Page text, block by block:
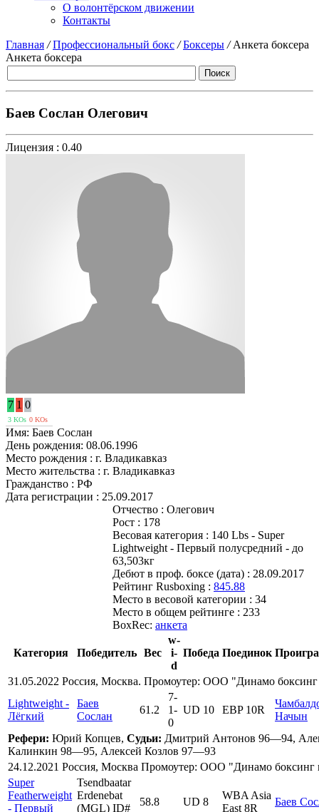
О волонтёрском движении
Контакты
Главная / Профессиональный бокс / Боксеры /Анкета боксера
Анкета боксера
Баев Сослан Олегович
Лицензия : 0.40
7 1 0
3 KOs 0 KOs
Имя: Баев Сослан
День рождения: 08.06.1996
Место рождения : г. Владикавказ
Место жительства : г. Владикавказ
Гражданство : РФ
Дата регистрации : 25.09.2017
Отчество : Олегович
Рост : 178
Весовая категория : 140 Lbs - Super
Lightweight - Первый полусредний - до
63,503кг
Дебют в проф. боксе (дата) : 28.09.2017
Рейтинг Rusboxing : 845.88
Место в весовой категории : 34
Место в общем рейтинге : 233
BoxRec: анкета
Категория Победитель Вес
w-
i-
d
Победа Поединок
31.05.2022 Россия, Москва. Промоутер: ООО "Динамо
Lightweight -
Лёгкий
Баев
Сослан
61.2
7-
1-
0
UD 10 EBP 10R
Начын
Рефери: Юрий Копцев, Судьи: Дмитрий Антонов 96—94,
Калинкин 98—95, Алексей Козлов 97—93
24.12.2021 Россия, Москва Промоутер: ООО "Динамо
Super
Featherweight
- Первый
Tsendbaatar
Erdenebat
(MGL) ID#
58.8 UD 8
WBA Asia
East 8R
Баев